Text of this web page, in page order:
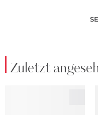
Zuletzt